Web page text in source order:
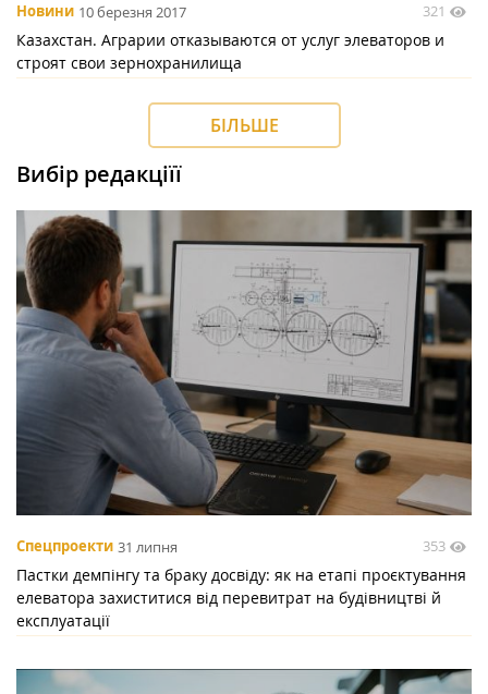
Новини 10 березня 2017 321
Казахстан. Аграрии отказываются от услуг элеваторов и
строят свои зернохранилища
БІЛЬШЕ
Вибір редакціїї
Спецпроекти 31 липня 353
Пастки демпінгу та браку досвіду: як на етапі проєктування
елеватора захиститися від перевитрат на будівництві й
експлуатації